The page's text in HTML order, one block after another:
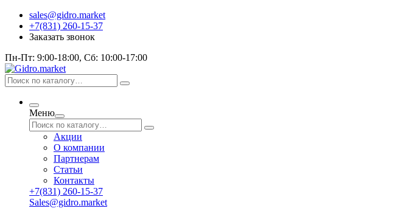
sales@gidro.market
+7(831) 260-15-37
Заказать звонок
Пн-Пт: 9:00-18:00, Сб: 10:00-17:00
Меню
Акции
О компании
Партнерам
Статьи
Контакты
+7(831) 260-15-37
Sales@gidro.market